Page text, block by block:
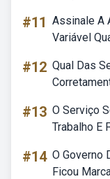
#11 Assinale A
Variável
#12 Qual Das
#13 O Serviço
Trabalho E
#14 O Governo
Ficou